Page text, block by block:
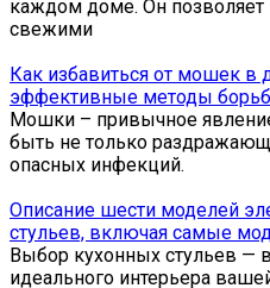
каждом доме. Он позволяет
свежими
Как избавиться от мошек в
эффективные методы
Мошки – привычное
быть не только
опасных инфекций.
Описание шести моделей
стульев, включая самые
Выбор кухонных стульев —
идеального интерьера